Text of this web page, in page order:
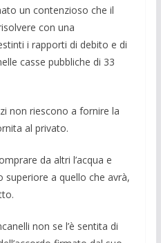
un contenzioso che il
con una
i rapporti di debito e di
casse pubbliche di 33
non riescono a fornire la
al privato.
da altri l’acqua e
superiore a quello che avrà,
non se l’è sentita di